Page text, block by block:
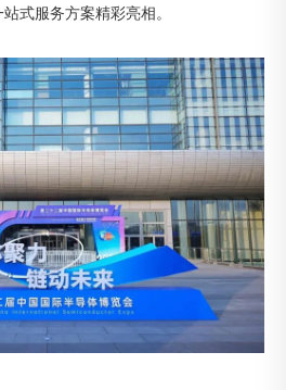
式服务方案精彩亮相。